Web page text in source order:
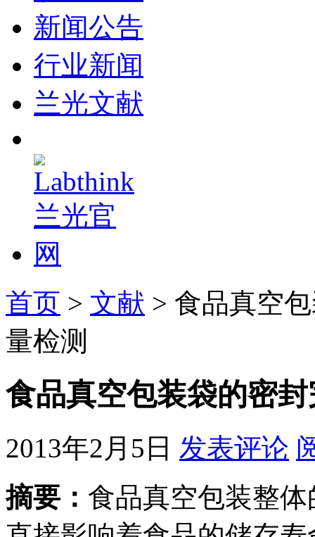
新闻公告
行业新闻
兰光文献
首页 > 文献 > 食品真空
量检测
食品真空包装袋的密
2013年2月5日 发表评论
摘要： 食品真空包装整